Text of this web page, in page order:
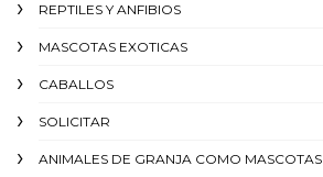
REPTILES Y ANFIBIOS
MASCOTAS EXOTICAS
CABALLOS
SOLICITAR
ANIMALES DE GRANJA COMO MASCOTAS